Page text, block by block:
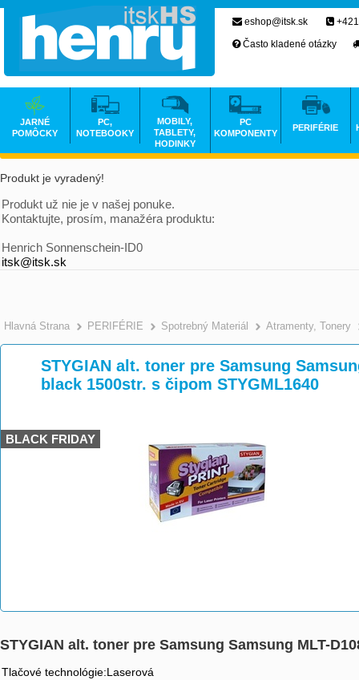
Produkt je vyradený!
Produkt už nie je v našej ponuke.
Kontaktujte, prosím, manažéra produktu:
Henrich Sonnenschein-ID0
itsk@itsk.sk
Hlavná Strana >
PERIFÉRIE >
Spotrebný Materiál >
Atramenty, Tonery
STYGIAN alt. toner pre Samsung
black 1500str. s čipom STYGML1640
BLACK FRIDAY
STYGIAN alt. toner pre Samsung Samsung MLT-
Tlačové technológie:Laserová
eshop@itsk.sk
Často kladené otázky
JARNÉ
POMÔCKY
PC,
NOTEBOOKY
MOBILY,
TABLETY,
HODINKY
PC
KOMPONENTY
PERIFÉRIE